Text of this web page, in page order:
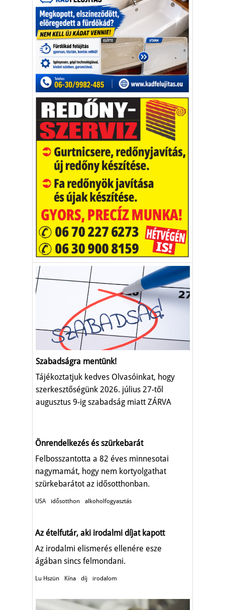
Szabadságra mentünk!
Tájékoztatjuk kedves Olvasóinkat, hogy
szerkesztőségünk 2026. július 27-től
augusztus 9-ig szabadság miatt ZÁRVA
Önrendelkezés és szürkebarát
Felbosszantotta a 82 éves minnesotai
nagymamát, hogy nem kortyolgathat
szürkebarátot az idősotthonban.
USA idősotthon alkoholfogyasztás
Az ételfutár, aki irodalmi díjat kapott
Az irodalmi elismerés ellenére esze
ágában sincs felmondani.
Lu Hszün Kína díj irodalom